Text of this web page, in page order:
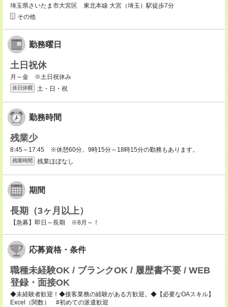
埼玉県さいたま市大宮区 東北本線 大宮（埼玉）駅徒歩7分
その他
勤務曜日
土日祝休
月～金 ※土日祝休み
休日休暇 土・日・祝
勤務時間
残業少
8:45～17:45 ※休憩60分。9時15分～18時15分の勤務もあります。
残業時間 残業ほぼなし
期間
長期（3ヶ月以上）
【急募】即日～長期 ※8月～！
応募資格・条件
職種未経験OK / ブランクOK / 履歴書不要 / WEB
登録・面接OK
◆未経験者歓迎！◆接客業務の経験がある方歓迎。◆【必要なOAスキル】
Excel（関数） #初めての派遣歓迎